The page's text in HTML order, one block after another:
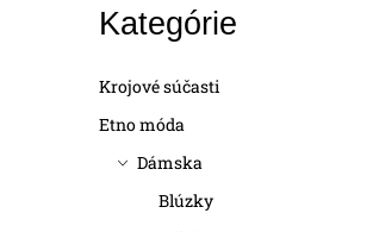
o
č
n
Preskočiť
kategórie
Kategórie
Krojové súčasti
Etno móda
Dámska
Blúzky